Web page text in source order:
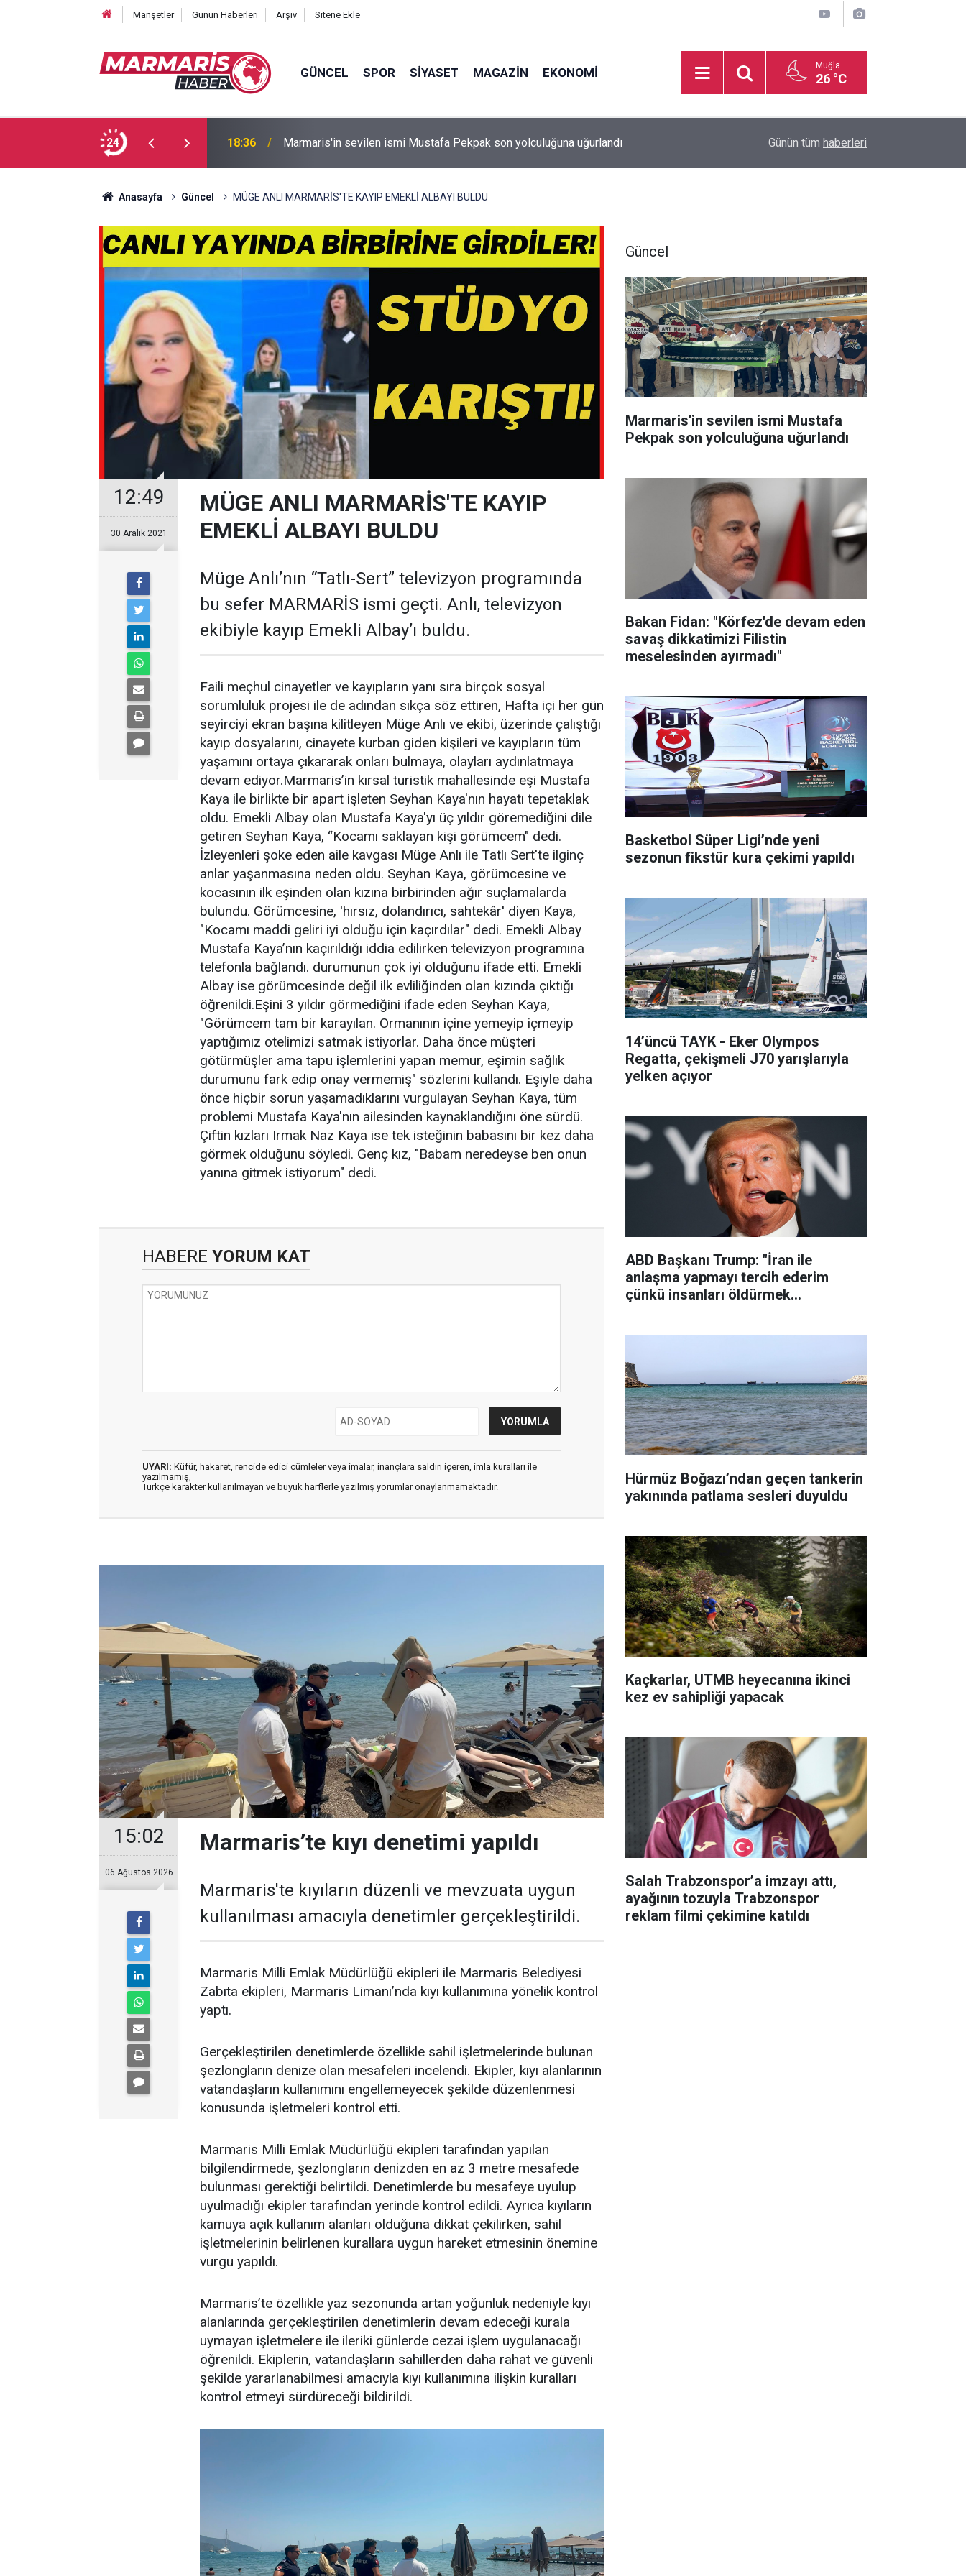
Manşetler Günün Haberleri Arşiv Sitene Ekle
GÜNCEL SPOR SIYASET MAGAZIN EKONOMI Muğla
26 °C
24
son yolculuğuna uğurlandı 16:35
Bakan Fidan: "Körfez'de devam eden savaş dikkatimizi Filistin meselesinden
ayırmadı"
Basketbol Süper Ligi’nde yeni sezonun fikstür
Günün tüm haberleri
Anasayfa Güncel MÜGE ANLI MARMARİS'TE KAYIP EMEKLİ ALBAYI BULDU
12:49
30 Aralık 2021
MÜGE ANLI MARMARİS'TE KAYIP
EMEKLİ ALBAYI BULDU
Müge Anlı’nın “Tatlı-Sert” televizyon programında
bu sefer MARMARİS ismi geçti. Anlı, televizyon
ekibiyle kayıp Emekli Albay’ı buldu.
Faili meçhul cinayetler ve kayıpların yanı sıra birçok sosyal
sorumluluk projesi ile de adından sıkça söz ettiren, Hafta içi her gün
seyirciyi ekran başına kilitleyen Müge Anlı ve ekibi, üzerinde çalıştığı
kayıp dosyalarını, cinayete kurban giden kişileri ve kayıpların tüm
yaşamını ortaya çıkararak onları bulmaya, olayları aydınlatmaya
devam ediyor.Marmaris’in kırsal turistik mahallesinde eşi Mustafa
Kaya ile birlikte bir apart işleten Seyhan Kaya'nın hayatı tepetaklak
oldu. Emekli Albay olan Mustafa Kaya'yı üç yıldır göremediğini dile
getiren Seyhan Kaya, “Kocamı saklayan kişi görümcem" dedi.
İzleyenleri şoke eden aile kavgası Müge Anlı ile Tatlı Sert'te ilginç
anlar yaşanmasına neden oldu. Seyhan Kaya, görümcesine ve
kocasının ilk eşinden olan kızına birbirinden ağır suçlamalarda
bulundu. Görümcesine, 'hırsız, dolandırıcı, sahtekâr' diyen Kaya,
"Kocamı maddi geliri iyi olduğu için kaçırdılar" dedi. Emekli Albay
Mustafa Kaya’nın kaçırıldığı iddia edilirken televizyon programına
telefonla bağlandı. durumunun çok iyi olduğunu ifade etti. Emekli
Albay ise görümcesinde değil ilk evliliğinden olan kızında çıktığı
öğrenildi.Eşini 3 yıldır görmediğini ifade eden Seyhan Kaya,
"Görümcem tam bir karayılan. Ormanının içine yemeyip içmeyip
yaptığımız otelimizi satmak istiyorlar. Daha önce müşteri
götürmüşler ama tapu işlemlerini yapan memur, eşimin sağlık
durumunu fark edip onay vermemiş" sözlerini kullandı. Eşiyle daha
önce hiçbir sorun yaşamadıklarını vurgulayan Seyhan Kaya, tüm
problemi Mustafa Kaya'nın ailesinden kaynaklandığını öne sürdü.
Çiftin kızları Irmak Naz Kaya ise tek isteğinin babasını bir kez daha
görmek olduğunu söyledi. Genç kız, "Babam neredeyse ben onun
yanına gitmek istiyorum" dedi.
HABERE YORUM KAT
UYARI: Küfür, hakaret, rencide edici cümleler veya imalar, inançlara saldırı içeren, imla kuralları ile
yazılmamış,
Türkçe karakter kullanılmayan ve büyük harflerle yazılmış yorumlar onaylanmamaktadır.
15:02
06 Ağustos 2026
Marmaris’te kıyı denetimi yapıldı
Marmaris'te kıyıların düzenli ve mevzuata uygun
kullanılması amacıyla denetimler gerçekleştirildi.
Marmaris Milli Emlak Müdürlüğü ekipleri ile Marmaris Belediyesi
Zabıta ekipleri, Marmaris Limanı’nda kıyı kullanımına yönelik kontrol
yaptı.
Gerçekleştirilen denetimlerde özellikle sahil işletmelerinde bulunan
şezlongların denize olan mesafeleri incelendi. Ekipler, kıyı alanlarının
vatandaşların kullanımını engellemeyecek şekilde düzenlenmesi
konusunda işletmeleri kontrol etti.
Marmaris Milli Emlak Müdürlüğü ekipleri tarafından yapılan
bilgilendirmede, şezlongların denizden en az 3 metre mesafede
bulunması gerektiği belirtildi. Denetimlerde bu mesafeye uyulup
uyulmadığı ekipler tarafından yerinde kontrol edildi. Ayrıca kıyıların
kamuya açık kullanım alanları olduğuna dikkat çekilirken, sahil
işletmelerinin belirlenen kurallara uygun hareket etmesinin önemine
vurgu yapıldı.
Marmaris’te özellikle yaz sezonunda artan yoğunluk nedeniyle kıyı
alanlarında gerçekleştirilen denetimlerin devam edeceği kurala
uymayan işletmelere ile ileriki günlerde cezai işlem uygulanacağı
öğrenildi. Ekiplerin, vatandaşların sahillerden daha rahat ve güvenli
şekilde yararlanabilmesi amacıyla kıyı kullanımına ilişkin kuralları
kontrol etmeyi sürdüreceği bildirildi.
Güncel
Marmaris'in sevilen ismi Mustafa
Pekpak son yolculuğuna uğurlandı
Bakan Fidan: "Körfez'de devam eden
savaş dikkatimizi Filistin
meselesinden ayırmadı"
Basketbol Süper Ligi’nde yeni
sezonun fikstür kura çekimi yapıldı
14’üncü TAYK - Eker Olympos
Regatta, çekişmeli J70 yarışlarıyla
yelken açıyor
ABD Başkanı Trump: "İran ile
anlaşma yapmayı tercih ederim
çünkü insanları öldürmek
Hürmüz Boğazı’ndan geçen tankerin
yakınında patlama sesleri duyuldu
Kaçkarlar, UTMB heyecanına ikinci
kez ev sahipliği yapacak
Salah Trabzonspor’a imzayı attı,
ayağının tozuyla Trabzonspor
reklam filmi çekimine katıldı